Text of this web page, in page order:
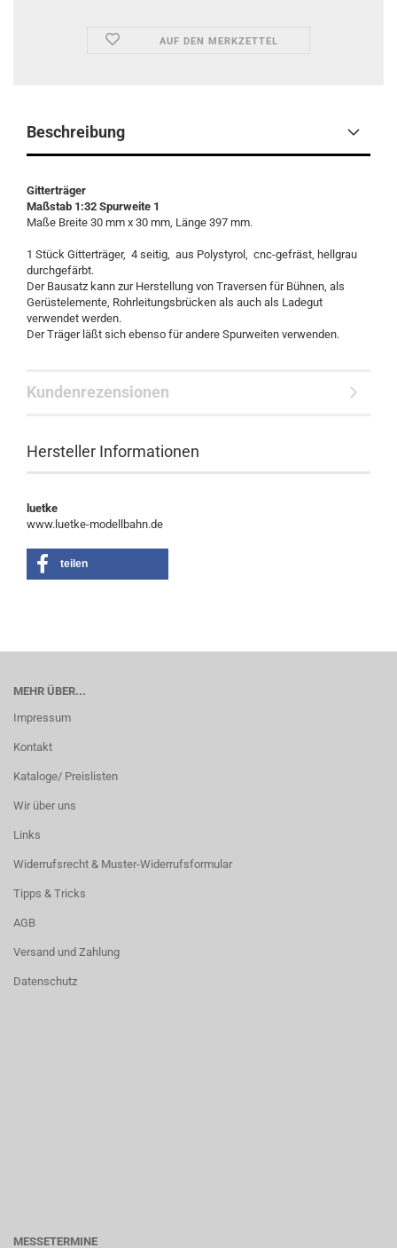
AUF DEN MERKZETTEL
Beschreibung
Gitterträger
Maßstab 1:32 Spurweite 1
Maße Breite 30 mm x 30 mm, Länge 397 mm.
1 Stück Gitterträger, 4 seitig, aus Polystyrol, cnc-gefräst, hellgrau
durchgefärbt.
Der Bausatz kann zur Herstellung von Traversen für Bühnen, als
Gerüstelemente, Rohrleitungsbrücken als auch als Ladegut
verwendet werden.
Der Träger läßt sich ebenso für andere Spurweiten verwenden.
Kundenrezensionen
Hersteller Informationen
luetke
www.luetke-modellbahn.de
teilen
MEHR ÜBER...
Impressum
Kontakt
Kataloge/ Preislisten
Wir über uns
Links
Widerrufsrecht & Muster-Widerrufsformular
Tipps & Tricks
AGB
Versand und Zahlung
Datenschutz
MESSETERMINE